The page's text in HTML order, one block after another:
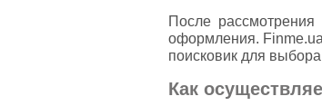
После
оформления.
поисковик для
Как